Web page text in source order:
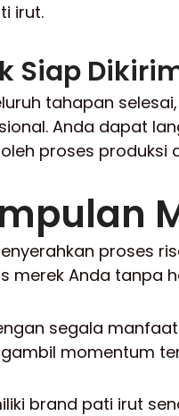
irut.
Siap
tahapan
Anda dapat
proses produksi
proses
merek Anda tanpa
segala
momentum
brand pati irut